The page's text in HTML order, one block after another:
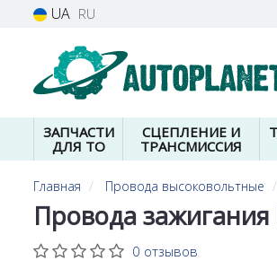
UA RU
ЗАПЧАСТИ
ДЛЯ ТО
СЦЕПЛЕНИЕ И
ТРАНСМИССИЯ
Главная Провода высоковольтные
Провода зажигания
0 отзывов